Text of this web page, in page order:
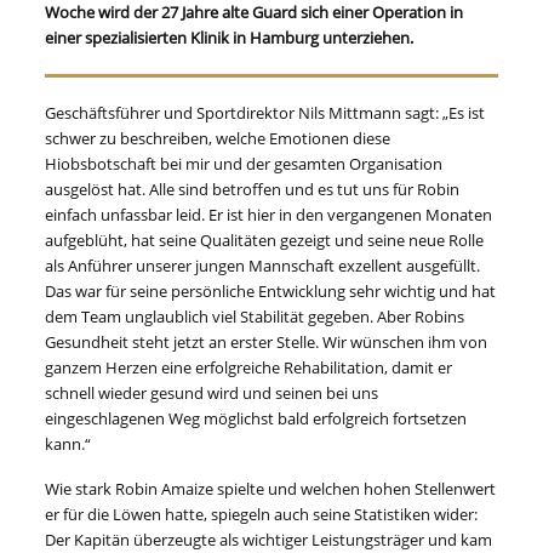
Woche wird der 27 Jahre alte Guard sich einer Operation in
einer spezialisierten Klinik in Hamburg unterziehen.
Geschäftsführer und Sportdirektor Nils Mittmann sagt: „Es ist
schwer zu beschreiben, welche Emotionen diese
Hiobsbotschaft bei mir und der gesamten Organisation
ausgelöst hat. Alle sind betroffen und es tut uns für Robin
einfach unfassbar leid. Er ist hier in den vergangenen Monaten
aufgeblüht, hat seine Qualitäten gezeigt und seine neue Rolle
als Anführer unserer jungen Mannschaft exzellent ausgefüllt.
Das war für seine persönliche Entwicklung sehr wichtig und hat
dem Team unglaublich viel Stabilität gegeben. Aber Robins
Gesundheit steht jetzt an erster Stelle. Wir wünschen ihm von
ganzem Herzen eine erfolgreiche Rehabilitation, damit er
schnell wieder gesund wird und seinen bei uns
eingeschlagenen Weg möglichst bald erfolgreich fortsetzen
kann.“
Wie stark Robin Amaize spielte und welchen hohen Stellenwert
er für die Löwen hatte, spiegeln auch seine Statistiken wider:
Der Kapitän überzeugte als wichtiger Leistungsträger und kam